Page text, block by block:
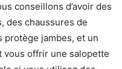
conseillons d’avoir des
des chaussures de
protège jambes, et un
vous offrir une salopette